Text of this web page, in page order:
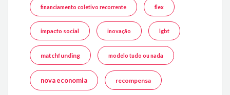
financiamento coletivo recorrente flex
impacto social inovação lgbt
matchfunding modelo tudo ou nada
nova economia recompensa